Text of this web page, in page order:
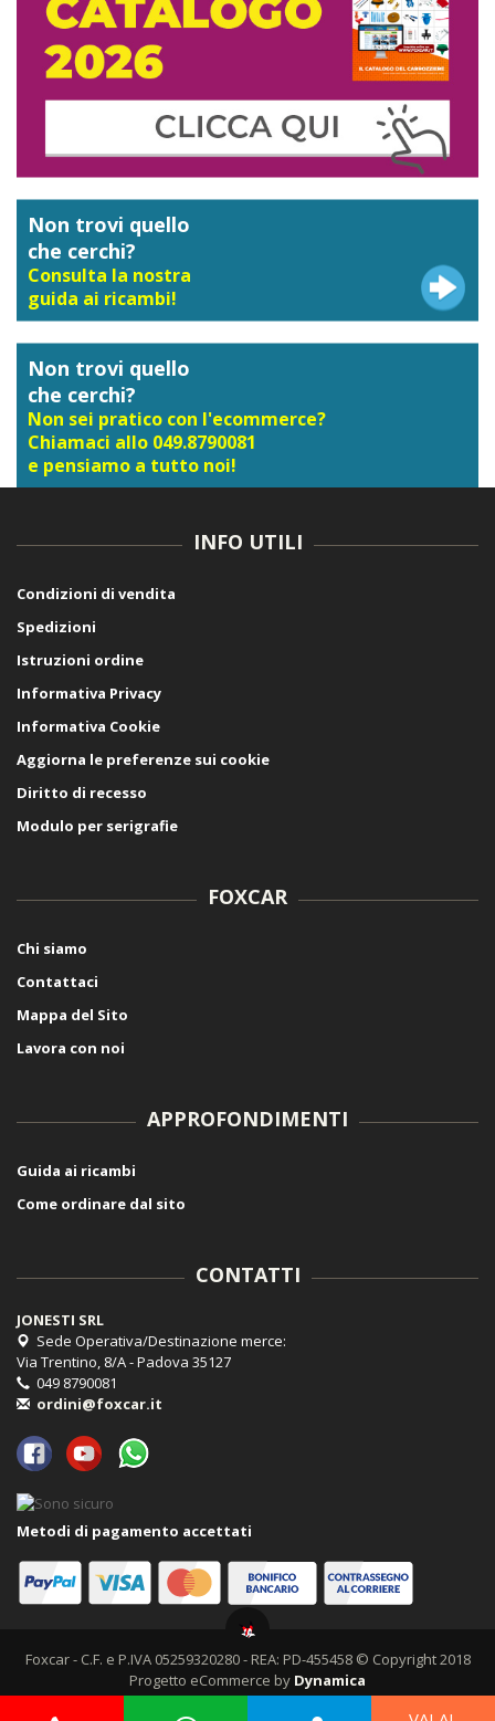
Non trovi quello
che cerchi?
Consulta la nostra
guida ai ricambi!
Non trovi quello
che cerchi?
Non sei pratico con l'ecommerce?
Chiamaci allo 049.8790081
e pensiamo a tutto noi!
INFO UTILI
Condizioni di vendita
Spedizioni
Istruzioni ordine
Informativa Privacy
Informativa Cookie
Aggiorna le preferenze sui cookie
Diritto di recesso
Modulo per serigrafie
FOXCAR
Chi siamo
Contattaci
Mappa del Sito
Lavora con noi
APPROFONDIMENTI
Guida ai ricambi
Come ordinare dal sito
CONTATTI
JONESTI SRL
Sede Operativa/Destinazione merce:
Via Trentino, 8/A - Padova 35127
049 8790081
ordini@foxcar.it
Metodi di pagamento accettati
Foxcar - C.F. e P.IVA 05259320280 - REA: PD-455458 © Copyright 2018
Progetto eCommerce by Dynamica